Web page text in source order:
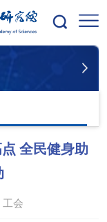
文化
全民健身助
工会